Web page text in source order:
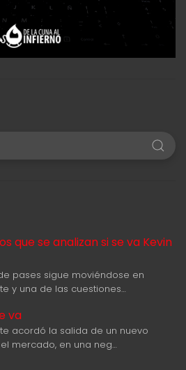
que se analizan si se va Kevin
pases sigue moviéndose en
y una de las cuestiones…
va
acordó la salida de un nuevo
mercado, en una neg…